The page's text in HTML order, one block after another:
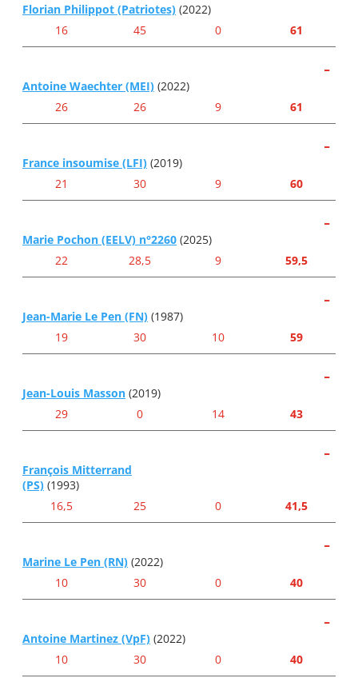
Florian Philippot (Patriotes) (2022)
16
45 0 61
-
Antoine Waechter (MEI) (2022)
26
26 9 61
-
France insoumise (LFI) (2019)
21
30 9 60
-
Marie Pochon (EELV) n°2260 (2025)
22
28,5 9 59,5
-
Jean-Marie Le Pen (FN) (1987)
19
30 10 59
-
Jean-Louis Masson (2019)
29
0 14 43
-
François Mitterrand
(PS) (1993)
16,5
25 0 41,5
-
Marine Le Pen (RN) (2022)
10
30 0 40
-
Antoine Martinez (VpF) (2022)
10
30 0 40